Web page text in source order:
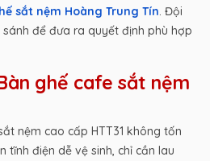
sắt nệm Hoàng Trung Tín . Đội
để đưa ra quyết định phù hợp
ghế cafe sắt nệm
nệm cao cấp HTT31 không tốn
tĩnh điện dễ vệ sinh, chỉ cần lau